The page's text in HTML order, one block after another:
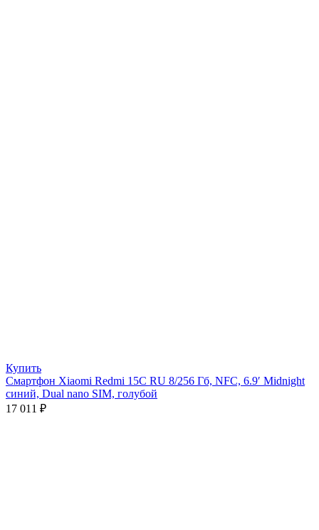
Купить
Смартфон Xiaomi Redmi 15C RU 8/256 Гб, NFC, 6.9′ Midnight
синий, Dual nano SIM, голубой
17 011 ₽